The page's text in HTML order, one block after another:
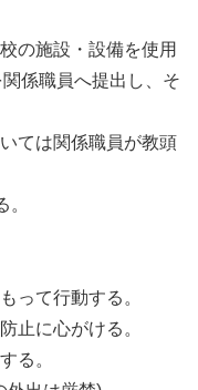
の施設・設備を使用
係職員へ提出し、そ
ては関係職員が教頭
って行動する。
止に心がける。
る。